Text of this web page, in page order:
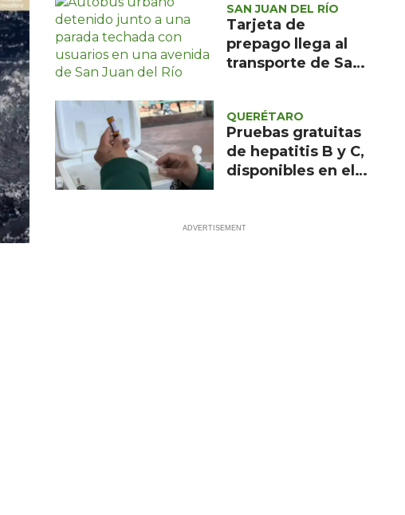
SAN JUAN DEL RÍO
Tarjeta de
prepago llega al
transporte de San
QUERÉTARO
Pruebas gratuitas
de hepatitis B y C,
disponibles en el